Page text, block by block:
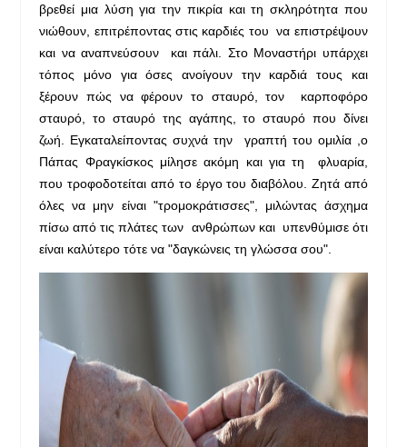
βρεθεί μια λύση για την πικρία και τη σκληρότητα που
νιώθουν, επιτρέποντας στις καρδιές του να επιστρέψουν
και να αναπνεύσουν και πάλι. Στο Μοναστήρι υπάρχει
τόπος μόνο για όσες ανοίγουν την καρδιά τους και
ξέρουν πώς να φέρουν το σταυρό, τον καρποφόρο
σταυρό, το σταυρό της αγάπης, το σταυρό που δίνει
ζωή. Εγκαταλείποντας συχνά την γραπτή του ομιλία ,ο
Πάπας Φραγκίσκος μίλησε ακόμη και για τη φλυαρία,
που τροφοδοτείται από το έργο του διαβόλου. Ζητά από
όλες να μην είναι "τρομοκράτισσες", μιλώντας άσχημα
πίσω από τις πλάτες των ανθρώπων και υπενθύμισε ότι
είναι καλύτερο τότε να "δαγκώνεις τη γλώσσα σου".